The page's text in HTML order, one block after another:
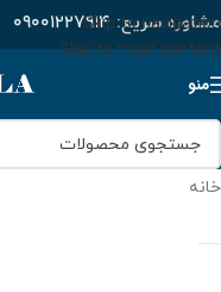
Skip to navigation
Skip to main content
مشاوره سریع:۰۹۰۰۱۲۲۷۹۱۴
منو
خانه